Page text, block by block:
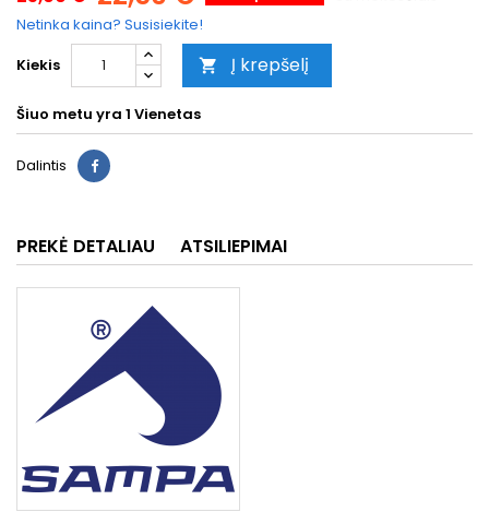
Netinka kaina? Susisiekite!
Kiekis
 Į krepšelį
Šiuo metu yra 1 Vienetas
Dalintis
PREKĖ DETALIAU ATSILIEPIMAI